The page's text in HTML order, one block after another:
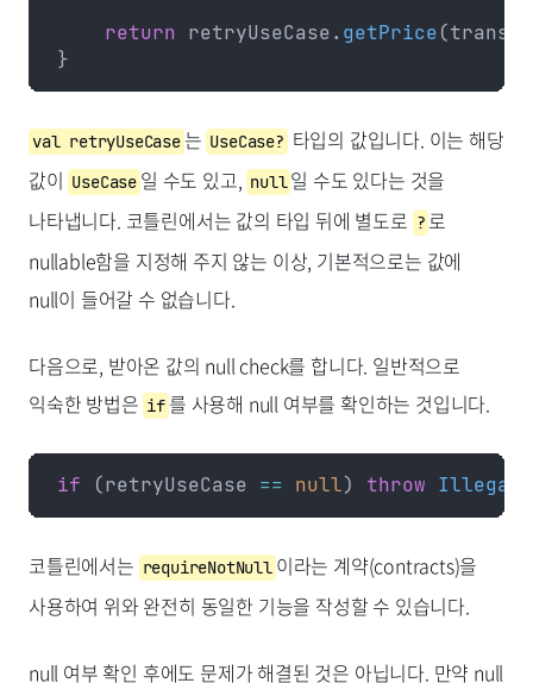
    return
retryUseCase. getPrice
}
val retryUseCase는UseCase? 타입의 값입니다. 이는 해당
값이UseCase 일 수도 있고, null일 수도 있다는 것을
나타냅니다. 코틀린에서는 값의 타입 뒤에 별도로 ? 로
nullable함을 지정해 주지 않는 이상, 기본적으로는 값에
null이 들어갈 수 없습니다.
다음으로, 받아온 값의 null check를 합니다. 일반적으로
익숙한 방법은if 를 사용해 null 여부를 확인하는 것입니다.
if (retryUseCase == null) throw
코틀린에서는 requireNotNull이라는 계약(contracts)을
사용하여 위와 완전히 동일한 기능을 작성할 수 있습니다.
null 여부 확인 후에도 문제가 해결된 것은 아닙니다. 만약 null